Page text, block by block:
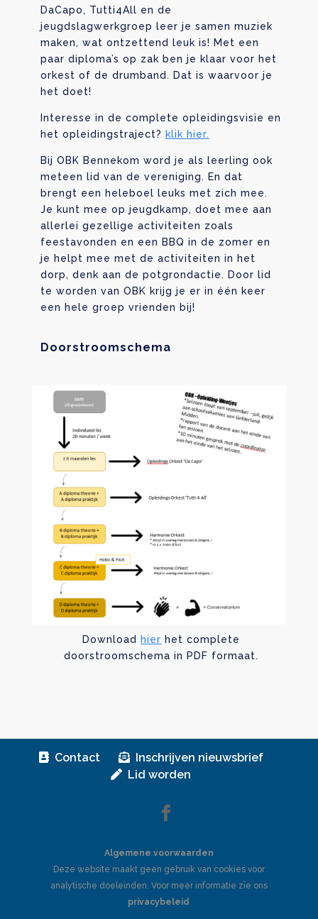
DaCapo, Tutti4All en de
jeugdslagwerkgroep leer je samen muziek
maken, wat ontzettend leuk is! Met een
paar diploma’s op zak ben je klaar voor het
orkest of de drumband. Dat is waarvoor je
het doet!
Interesse in de complete opleidingsvisie en
het opleidingstraject? klik hier.
Bij OBK Bennekom word je als leerling ook
meteen lid van de vereniging. En dat
brengt een heleboel leuks met zich mee.
Je kunt mee op jeugdkamp, doet mee aan
allerlei gezellige activiteiten zoals
feestavonden en een BBQ in de zomer en
je helpt mee met de activiteiten in het
dorp, denk aan de potgrondactie. Door lid
te worden van OBK krijg je er in één keer
een hele groep vrienden bij!
Doorstroomschema
Download hier het complete
doorstroomschema in PDF formaat.
Contact
Inschrijven nieuwsbrief
Lid worden
Algemene voorwaarden
Deze website maakt geen gebruik van cookies voor
analytische doeleinden. Voor meer informatie zie ons
privacybeleid